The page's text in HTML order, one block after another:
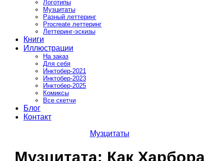
Логотипы
Музцитаты
Разный леттеринг
Procreate леттеринг
Леттеринг-эскизы
Книги
Иллюстрации
На заказ
Для себя
Инктобер-2021
Инктобер-2023
Инктобер-2025
Комиксы
Все скетчи
Блог
Контакт
Музцитаты
Музцитата: Как Харбора